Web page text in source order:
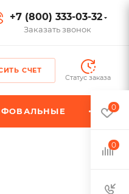
+7 (800) 333-03-32
Заказать звонок
СЧЕТ
Статус заказа
0
0